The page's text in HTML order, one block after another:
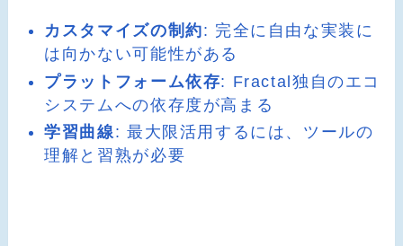
カスタマイズの制約: 完全に自由な実装に
は向かない可能性がある
プラットフォーム依存: Fractal独自のエコ
システムへの依存度が高まる
学習曲線: 最大限活用するには、ツールの
理解と習熟が必要